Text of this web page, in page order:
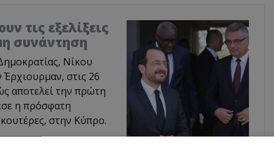
τις εξελίξεις
συνάντηση
Νίκου
στις 26
αποτελεί την πρώτη
η πρόσφατη
στην Κύπρο.